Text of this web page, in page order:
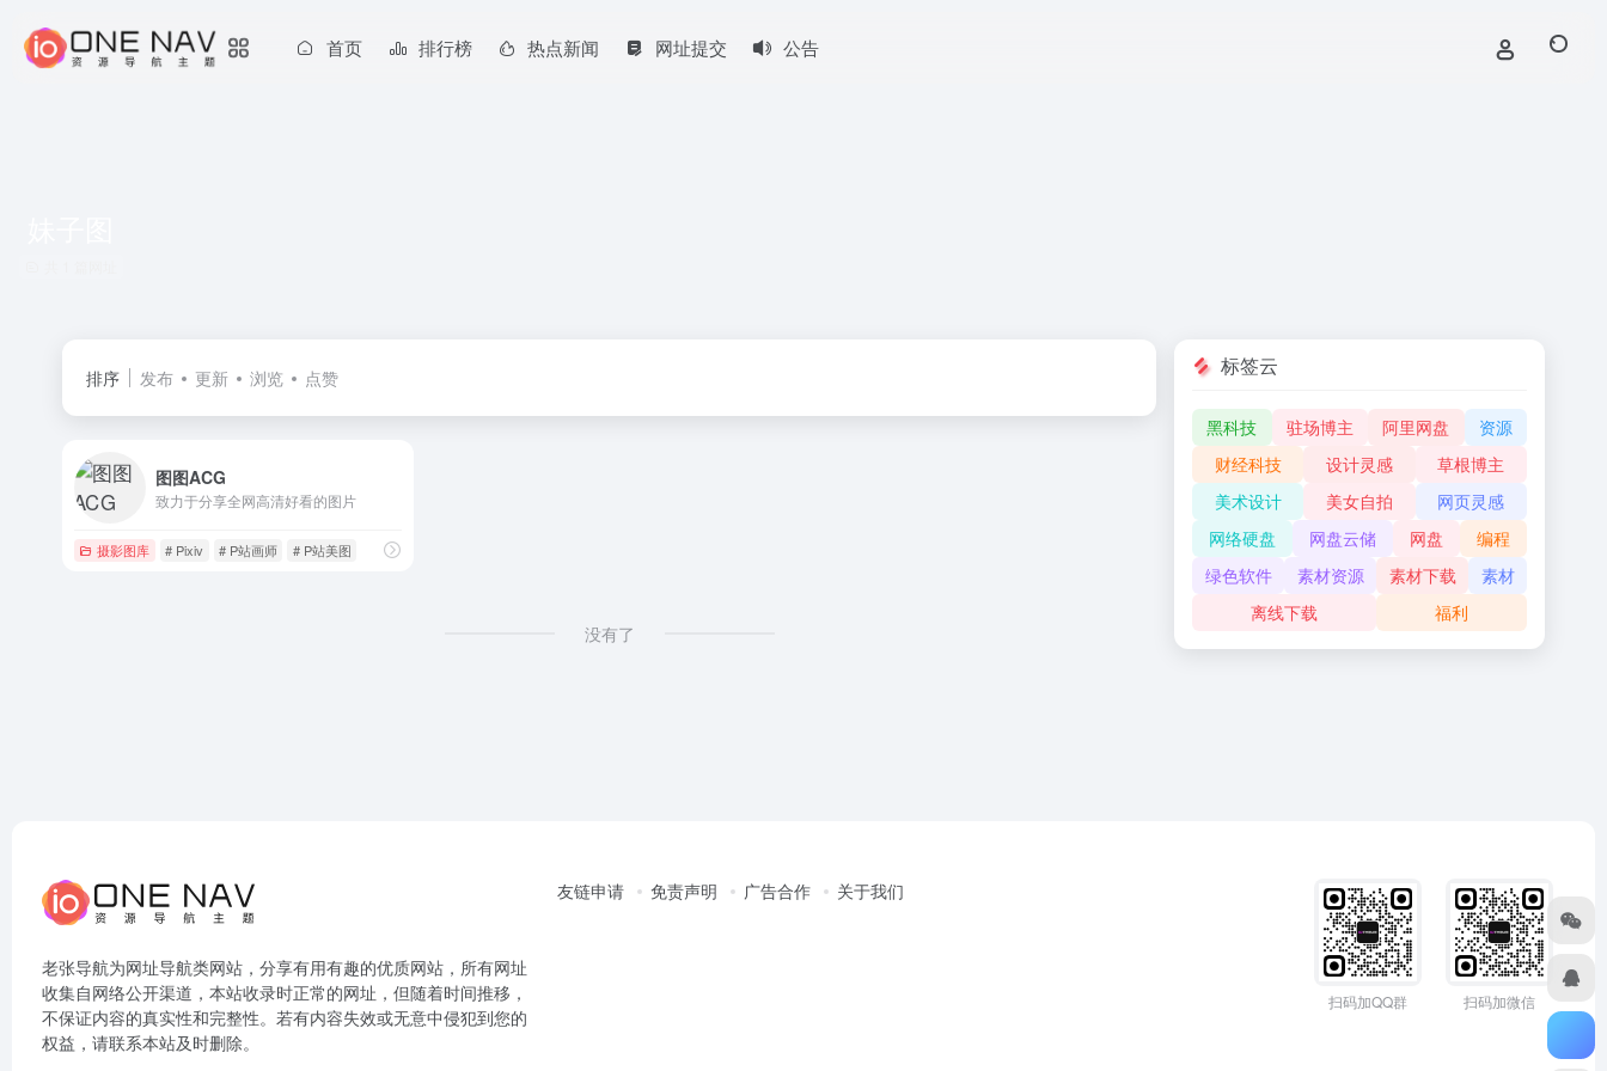
首页 排行榜 热点新闻 网址提交 公告
排序 发布 更新 浏览 点赞
图图ACG
致力于分享全网高清好看的图片
摄影图库 # Pixiv # P站画师 # P站美图
没有了
标签云
黑科技 驻场博主 阿里网盘
资源
财经科技
设计灵感
草根博主
美术设计
美女自拍
网页灵感
网络硬盘
网盘云储 网盘
编程
绿色软件
素材资源 素材下载
素材
离线下载
福利
老张导航为网址导航类网站，分享有用有趣的优质网站，所有网址
收集自网络公开渠道，本站收录时正常的网址，但随着时间推移，
不保证内容的真实性和完整性。若有内容失效或无意中侵犯到您的
权益，请联系本站及时删除。
友链申请 免责声明 广告合作 关于我们
扫码加QQ群 扫码加微信